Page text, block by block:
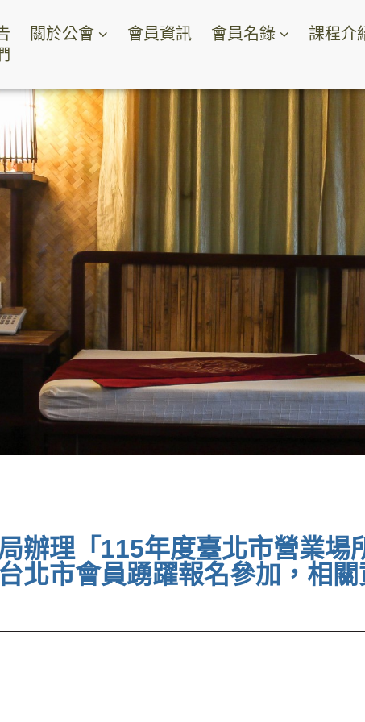
關於公會 會員資訊 會員名錄 課程介
辦理「115年度臺北市營業場
北市會員踴躍報名參加，相